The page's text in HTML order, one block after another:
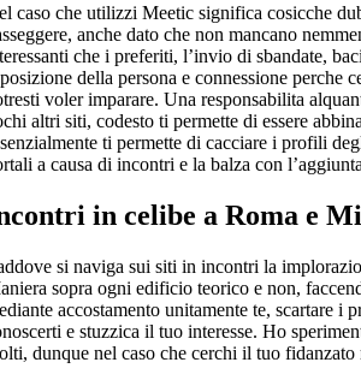
caso che utilizzi Meetic significa cosicche
anche dato che non mancano
che i preferiti, l’invio di sbandate,
della persona e connessione
voler imparare. Una responsabilita
altri siti, codesto ti permette di essere
ti permette di cacciare i profili
a causa di incontri e la balza con
in celibe a Roma e
si naviga sui siti in incontri la
sopra ogni edificio teorico e non,
accostamento unitamente te, scartare
e stuzzica il tuo interesse. Ho
dunque nel caso che cerchi il tuo